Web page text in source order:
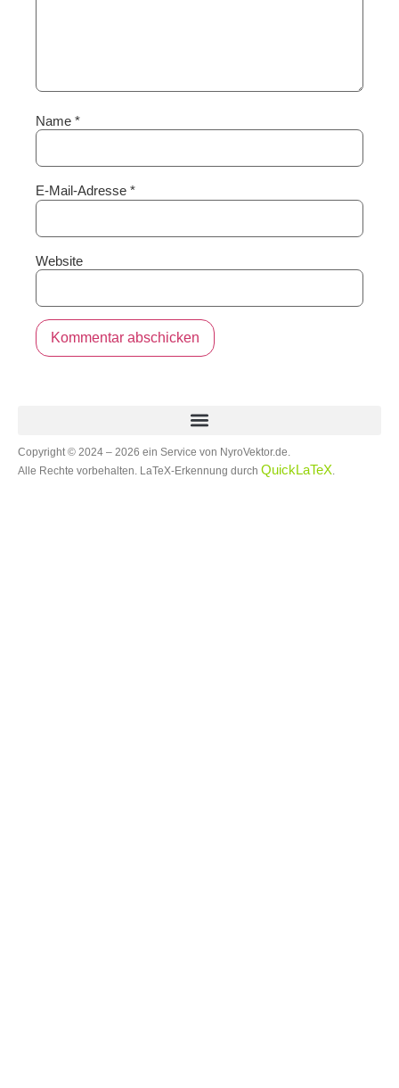
Name *
E-Mail-Adresse *
Website
Copyright © 2024 – 2026 ein Service von NyroVektor.de.
Alle Rechte vorbehalten. LaTeX-Erkennung durch QuickLaTeX